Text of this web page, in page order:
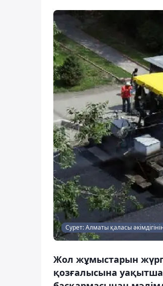
Сурет: Алматы қаласы
Жол жұмыстарын
қозғалысына